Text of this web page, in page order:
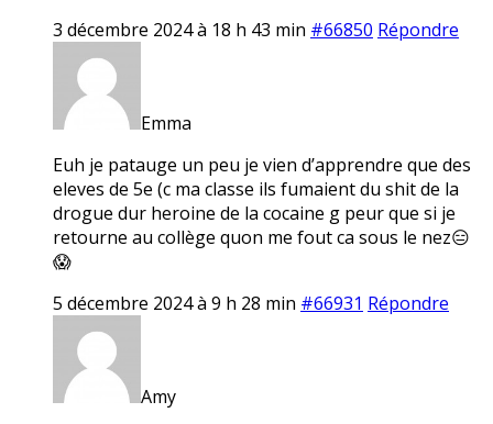
3 décembre 2024 à 18 h 43 min #66850 Répondre
Emma
Euh je patauge un peu je vien d’apprendre que des
eleves de 5e (c ma classe ils fumaient du shit de la
drogue dur heroine de la cocaine g peur que si je
retourne au collège quon me fout ca sous le nez😑
😱
5 décembre 2024 à 9 h 28 min #66931 Répondre
Amy